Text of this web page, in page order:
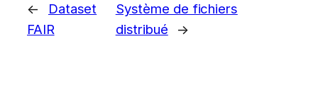
←
Dataset
FAIR
Système de fichiers
distribué
→